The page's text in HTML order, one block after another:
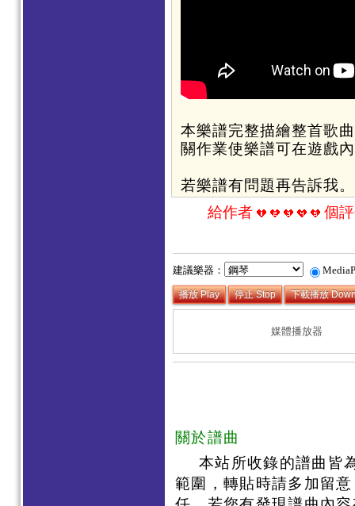
本樂譜完整描繪整首歌
關作業使樂譜可在遊戲
若樂譜有問題再告訴我
給作者
個
建議樂器：
媒體播放器
關於譜曲
本站所收錄的譜曲皆
範圍，轉貼時請多加留